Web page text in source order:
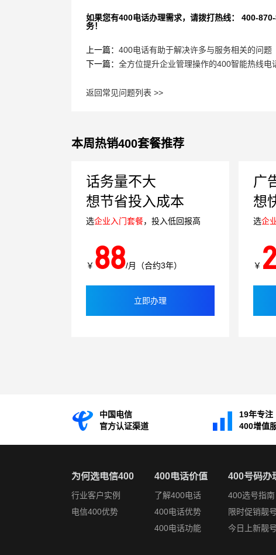
如果您有400电话办理需求，请拨打热线： 400-870-
务！
上一篇： 400电话有助于解决许多与服务相关的问题
下一篇： 全方位提升企业管理操作的400智能热线电
返回常见问题列表 >>
本周热销400套餐推荐
话务量不大
想节省投入成本
选企业入门套餐，投入低回报高
￥ 88/月（合约3年）
立即办理
广
想
选企
￥
中国电信
官方认证渠道
19年专注
400增值
为何选电信400
行业客户实例
电信400优势
400电话价值
了解400电话
400电话优势
400电话功能
400号码办
400选号指南
限时促销靓号
今日上新靓号